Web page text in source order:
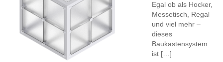
Egal ob als Hocker,
Messetisch, Regal
und viel mehr –
dieses
Baukastensystem
ist […]